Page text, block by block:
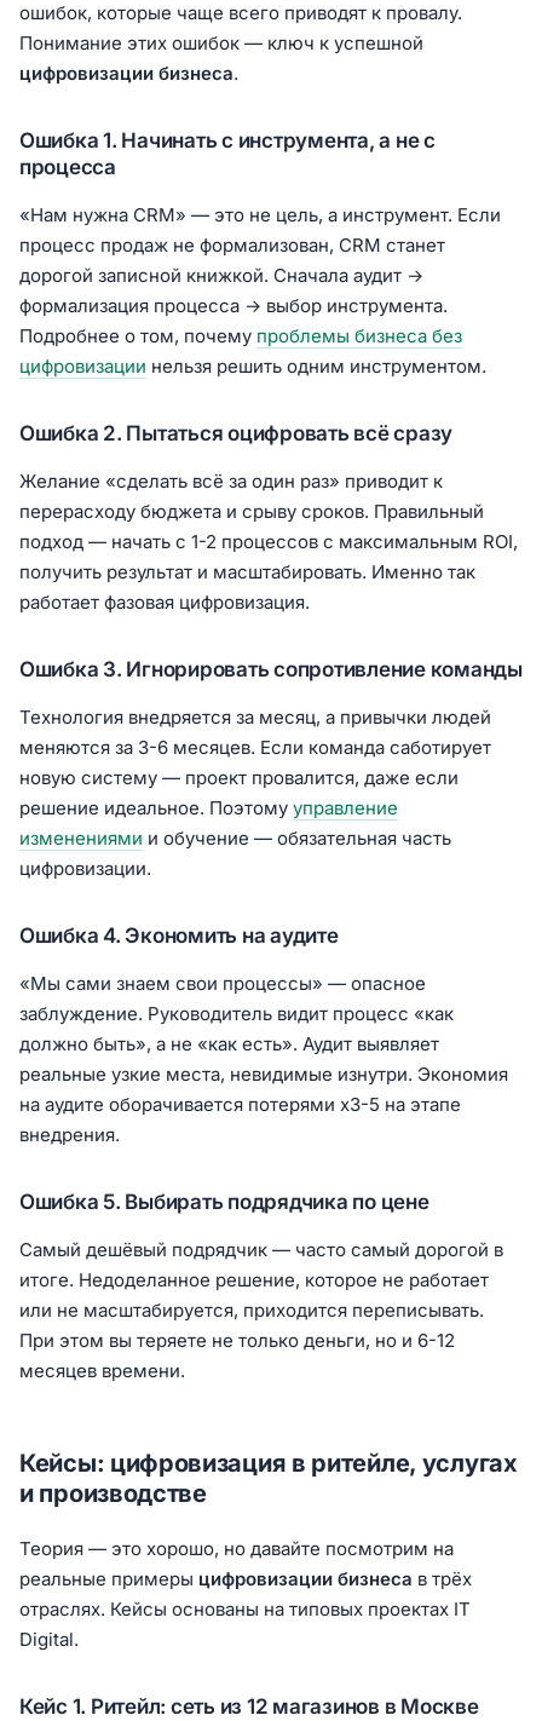
ошибок, которые чаще всего приводят к провалу.
Понимание этих ошибок — ключ к успешной
цифровизации бизнеса.
Ошибка 1. Начинать с инструмента, а не с
процесса
«Нам нужна CRM» — это не цель, а инструмент. Если
процесс продаж не формализован, CRM станет
дорогой записной книжкой. Сначала аудит →
формализация процесса → выбор инструмента.
Подробнее о том, почему проблемы бизнеса без
цифровизации нельзя решить одним инструментом.
Ошибка 2. Пытаться оцифровать всё сразу
Желание «сделать всё за один раз» приводит к
перерасходу бюджета и срыву сроков. Правильный
подход — начать с 1-2 процессов с максимальным ROI,
получить результат и масштабировать. Именно так
работает фазовая цифровизация.
Ошибка 3. Игнорировать сопротивление команды
Технология внедряется за месяц, а привычки людей
меняются за 3-6 месяцев. Если команда саботирует
новую систему — проект провалится, даже если
решение идеальное. Поэтому управление
изменениями и обучение — обязательная часть
цифровизации.
Ошибка 4. Экономить на аудите
«Мы сами знаем свои процессы» — опасное
заблуждение. Руководитель видит процесс «как
должно быть», а не «как есть». Аудит выявляет
реальные узкие места, невидимые изнутри. Экономия
на аудите оборачивается потерями x3-5 на этапе
внедрения.
Ошибка 5. Выбирать подрядчика по цене
Самый дешёвый подрядчик — часто самый дорогой в
итоге. Недоделанное решение, которое не работает
или не масштабируется, приходится переписывать.
При этом вы теряете не только деньги, но и 6-12
месяцев времени.
Кейсы: цифровизация в ритейле, услугах
и производстве
Теория — это хорошо, но давайте посмотрим на
реальные примеры цифровизации бизнеса в трёх
отраслях. Кейсы основаны на типовых проектах IT
Digital.
Кейс 1. Ритейл: сеть из 12 магазинов в Москве